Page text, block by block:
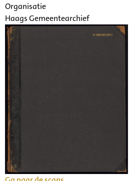
Organisatie
Haags Gemeentearchief